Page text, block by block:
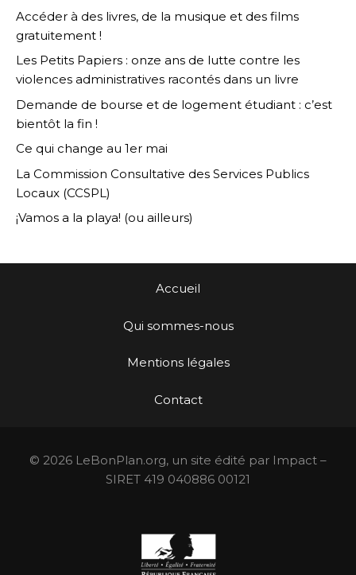
Accéder à des livres, de la musique et des films
gratuitement !
Les Petits Papiers : onze ans de lutte contre les
violences administratives racontés dans un livre
Demande de bourse et de logement étudiant : c’est
bientôt la fin !
Ce qui change au 1er mai
La Commission Consultative des Services Publics
Locaux (CCSPL)
¡Vamos a la playa! (ou ailleurs)
Accueil
Qui sommes-nous
Mentions légales
Contact
© 2026 LeBonPlan.org, un site édité par Impact –
SIRET 419 040886 00121